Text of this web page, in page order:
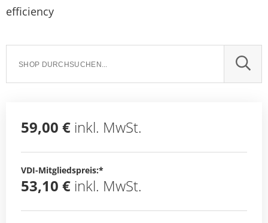
efficiency
59,00 € inkl. MwSt.
VDI-Mitgliedspreis:*
53,10 € inkl. MwSt.